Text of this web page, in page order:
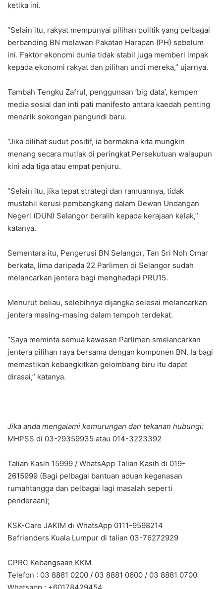
ketika ini.
“Selain itu, rakyat mempunyai pilihan politik yang pelbagai
berbanding BN melawan Pakatan Harapan (PH) sebelum
ini. Faktor ekonomi dunia tidak stabil juga memberi impak
kepada ekonomi rakyat dan pilihan undi mereka,” ujarnya.
Tambah Tengku Zafrul, penggunaan ‘big data’, kempen
media sosial dan inti pati manifesto antara kaedah penting
menarik sokongan pengundi baru.
“Jika dilihat sudut positif, ia bermakna kita mungkin
menang secara mutlak di peringkat Persekutuan walaupun
kini ada tiga atau empat penjuru.
“Selain itu, jika tepat strategi dan ramuannya, tidak
mustahil kerusi pembangkang dalam Dewan Undangan
Negeri (DUN) Selangor beralih kepada kerajaan kelak,”
katanya.
Sementara itu, Pengerusi BN Selangor, Tan Sri Noh Omar
berkata, lima daripada 22 Parlimen di Selangor sudah
melancarkan jentera bagi menghadapi PRU15.
Menurut beliau, selebihnya dijangka selesai melancarkan
jentera masing-masing dalam tempoh terdekat.
“Saya meminta semua kawasan Parlimen smelancarkan
jentera pilihan raya bersama dengan komponen BN. Ia bagi
memastikan kebangkitkan gelombang biru itu dapat
dirasai,” katanya.
Jika anda mengalami kemurungan dan tekanan hubungi:
MHPSS di 03-29359935 atau 014-3223392
Talian Kasih 15999 / WhatsApp Talian Kasih di 019-
2615999 (Bagi pelbagai bantuan aduan keganasan
rumahtangga dan pelbagai lagi masalah seperti
penderaan);
KSK-Care JAKIM di WhatsApp 0111-9598214
Befrienders Kuala Lumpur di talian 03-76272929
CPRC Kebangsaan KKM
Telefon : 03 8881 0200 / 03 8881 0600 / 03 8881 0700